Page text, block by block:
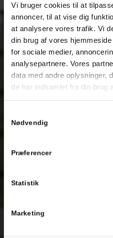
Vi bruger cookies til at
annoncer, til at vise dig
at analysere vores trafik. Vi
din brug af vores
for sociale medier,
analysepartnere. Vores
data med andre oplysninger,
de har indsamlet fra din brug
Nødvendig
Præferencer
Statistik
Marketing